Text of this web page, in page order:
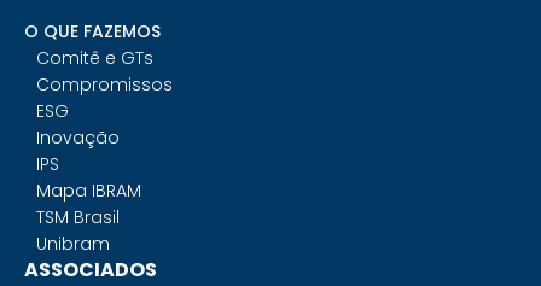
O QUE FAZEMOS
Comitê e GTs
Compromissos
ESG
Inovação
IPS
Mapa IBRAM
TSM Brasil
Unibram
ASSOCIADOS